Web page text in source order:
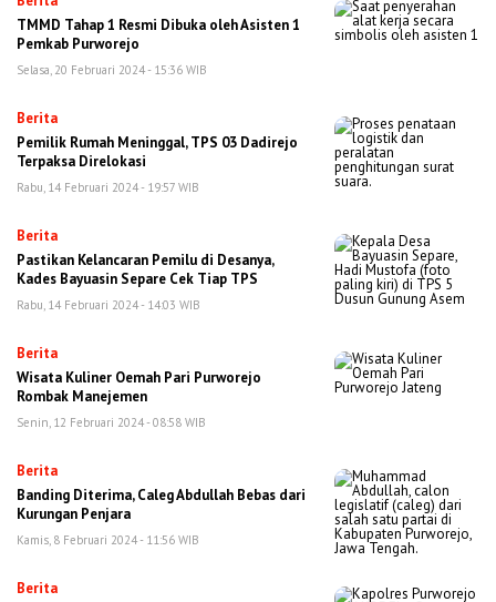
TMMD Tahap 1 Resmi Dibuka oleh Asisten 1
Pemkab Purworejo
Selasa, 20 Februari 2024 - 15:36 WIB
Berita
Pemilik Rumah Meninggal, TPS 03 Dadirejo
Terpaksa Direlokasi
Rabu, 14 Februari 2024 - 19:57 WIB
Berita
Pastikan Kelancaran Pemilu di Desanya,
Kades Bayuasin Separe Cek Tiap TPS
Rabu, 14 Februari 2024 - 14:03 WIB
Berita
Wisata Kuliner Oemah Pari Purworejo
Rombak Manejemen
Senin, 12 Februari 2024 - 08:58 WIB
Berita
Banding Diterima, Caleg Abdullah Bebas dari
Kurungan Penjara
Kamis, 8 Februari 2024 - 11:56 WIB
Berita